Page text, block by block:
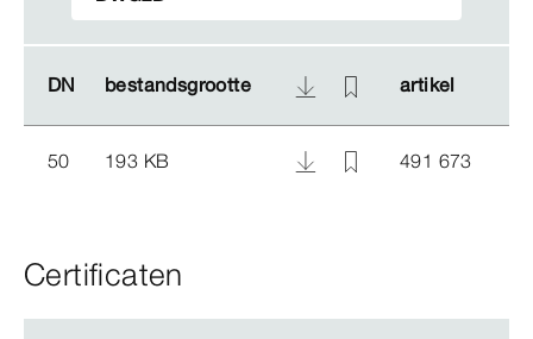
DN bestandsgrootte artikel
DN bestandsgrootte artikel
50 193 KB 491 673
Certificaten